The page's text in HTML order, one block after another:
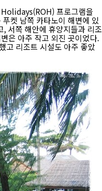
프로그램을
켓 남쪽 카타노이 해변에 있
서쪽 해안에 휴양지들과 리조
은 아주 작고 외진 곳이었다.
고 리조트 시설도 아주 좋았